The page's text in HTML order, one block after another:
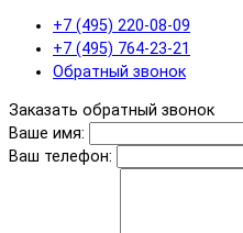
+7 (495) 220-08-09
+7 (495) 764-23-21
Обратный звонок
Заказать обратный звонок
Ваше имя:
Ваш телефон: